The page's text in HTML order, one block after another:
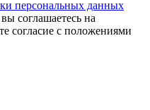
персональных данных
соглашаетесь на
согласие с положениями